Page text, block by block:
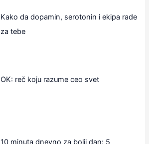
Kako da dopamin, serotonin i ekipa rade
za tebe
OK: reč koju razume ceo svet
10 minuta dnevno za bolji dan: 5